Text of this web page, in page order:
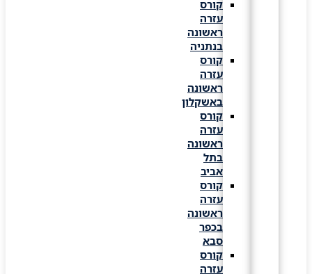
קורס
עזרה
ראשונה
בנתניה
קורס
עזרה
ראשונה
באשקלון
קורס
עזרה
ראשונה
קורס
עזרה
ראשונה
בכפר
קורס
עזרה